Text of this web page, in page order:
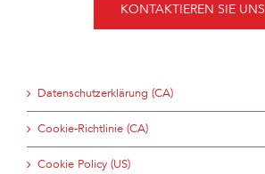
KONTAKTIEREN SIE UNS
Datenschutzerklärung (CA)
Cookie-Richtlinie (CA)
Cookie Policy (US)